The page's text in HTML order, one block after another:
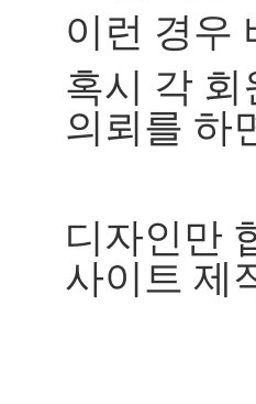
이런 경우
혹시 각
의뢰를 하
디자인만
사이트 제